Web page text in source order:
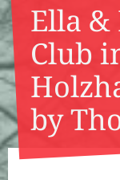
Ella &
Club
by